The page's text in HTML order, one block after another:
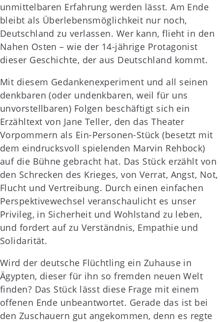
unmittelbaren Erfahrung werden lässt. Am Ende
bleibt als Überlebensmöglichkeit nur noch,
Deutschland zu verlassen. Wer kann, flieht in den
Nahen Osten – wie der 14-jährige Protagonist
dieser Geschichte, der aus Deutschland kommt.
Mit diesem Gedankenexperiment und all seinen
denkbaren (oder undenkbaren, weil für uns
unvorstellbaren) Folgen beschäftigt sich ein
Erzähltext von Jane Teller, den das Theater
Vorpommern als Ein-Personen-Stück (besetzt mit
dem eindrucksvoll spielenden Marvin Rehbock)
auf die Bühne gebracht hat. Das Stück erzählt von
den Schrecken des Krieges, von Verrat, Angst, Not,
Flucht und Vertreibung. Durch einen einfachen
Perspektivewechsel veranschaulicht es unser
Privileg, in Sicherheit und Wohlstand zu leben,
und fordert auf zu Verständnis, Empathie und
Solidarität.
Wird der deutsche Flüchtling ein Zuhause in
Ägypten, dieser für ihn so fremden neuen Welt
finden? Das Stück lässt diese Frage mit einem
offenen Ende unbeantwortet. Gerade das ist bei
den Zuschauern gut angekommen, denn es regte